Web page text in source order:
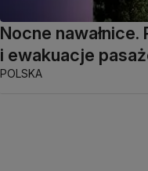
Nocne nawałnice.
i ewakuacje
POLSKA